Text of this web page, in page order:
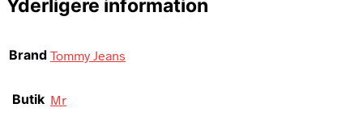
Yderligere information
Brand Tommy Jeans
Butik Mr